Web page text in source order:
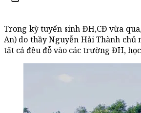
Trong kỳ tuyển sinh ĐH,CĐ vừa
An) do thầy Nguyễn Hải Thành chủ
tất cả đều đỗ vào các trường ĐH,